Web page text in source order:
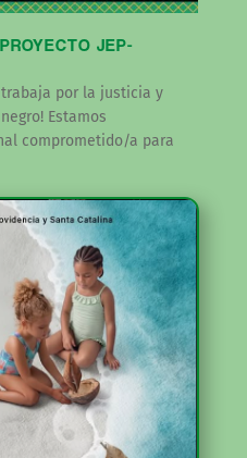
JEP-
trabaja por la justicia y
Estamos
comprometido/a para